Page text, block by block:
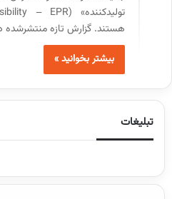
هستند. گزارش تازه منتشرشده در
بیشتر بخوانید »
تبلیغات